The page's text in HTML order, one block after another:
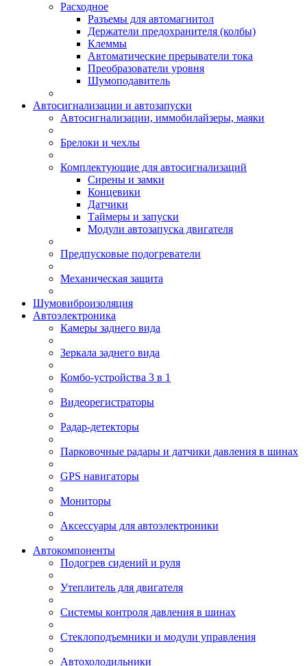
Расходное
Разъемы для автомагнитол
Держатели предохранителя (колбы)
Клеммы
Автоматические прерыватели тока
Преобразователи уровня
Шумоподавитель
Автосигнализации и автозапуски
Автосигнализации, иммобилайзеры, маяки
Брелоки и чехлы
Комплектующие для автосигнализаций
Сирены и замки
Концевики
Датчики
Таймеры и запуски
Модули автозапуска двигателя
Предпусковые подогреватели
Механическая защита
Шумовиброизоляция
Автоэлектроника
Камеры заднего вида
Зеркала заднего вида
Комбо-устройства 3 в 1
Видеорегистраторы
Радар-детекторы
Парковочные радары и датчики давления в шинах
GPS навигаторы
Мониторы
Аксессуары для автоэлектроники
Автокомпоненты
Подогрев сидений и руля
Утеплитель для двигателя
Системы контроля давления в шинах
Стеклоподъемники и модули управления
Автохолодильники